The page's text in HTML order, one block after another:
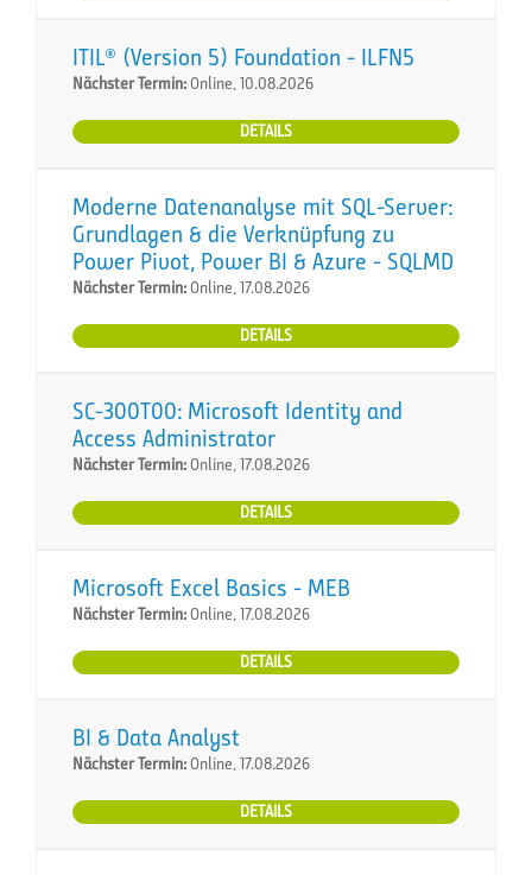
ITIL® (Version 5) Foundation - ILFN5
Nächster Termin:Online, 10.08.2026
DETAILS
Moderne Datenanalyse mit SQL-Server:
Grundlagen & die Verknüpfung zu
Power Pivot, Power BI & Azure - SQLMD
Nächster Termin:Online, 17.08.2026
DETAILS
SC-300T00: Microsoft Identity and
Access Administrator
Nächster Termin:Online, 17.08.2026
DETAILS
Microsoft Excel Basics - MEB
Nächster Termin:Online, 17.08.2026
DETAILS
BI & Data Analyst
Nächster Termin:Online, 17.08.2026
DETAILS